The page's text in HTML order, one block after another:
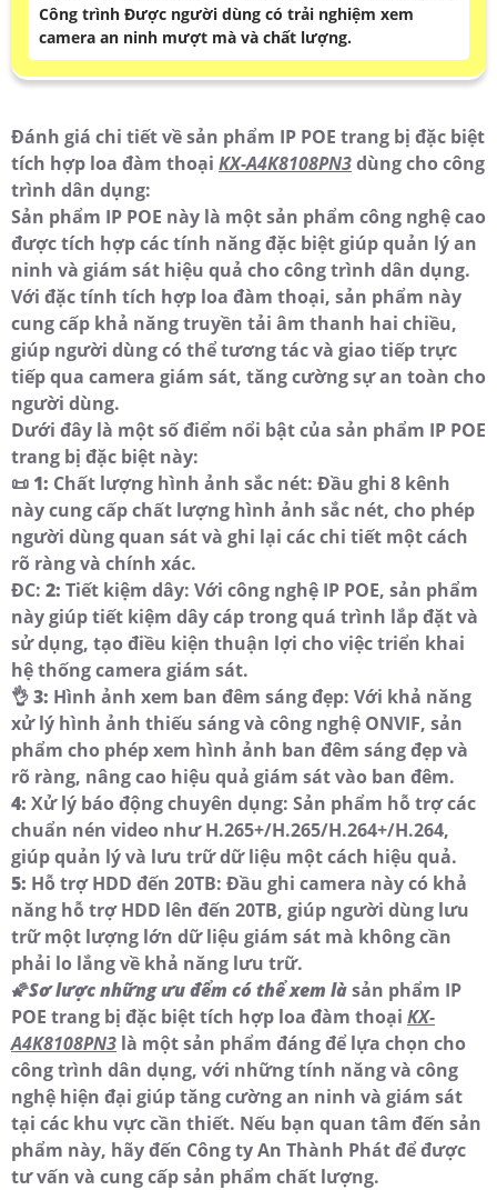
Công trình Được người dùng có trải nghiệm xem
camera an ninh mượt mà và chất lượng.
Đánh giá chi tiết về sản phẩm IP POE trang bị đặc biệt
tích hợp loa đàm thoại KX-A4K8108PN3dùng cho công
trình dân dụng:
Sản phẩm IP POE này là một sản phẩm công nghệ cao
được tích hợp các tính năng đặc biệt giúp quản lý an
ninh và giám sát hiệu quả cho công trình dân dụng.
Với đặc tính tích hợp loa đàm thoại, sản phẩm này
cung cấp khả năng truyền tải âm thanh hai chiều,
giúp người dùng có thể tương tác và giao tiếp trực
tiếp qua camera giám sát, tăng cường sự an toàn cho
người dùng.
Dưới đây là một số điểm nổi bật của sản phẩm IP POE
trang bị đặc biệt này:
📜 1: Chất lượng hình ảnh sắc nét: Đầu ghi 8 kênh
này cung cấp chất lượng hình ảnh sắc nét, cho phép
người dùng quan sát và ghi lại các chi tiết một cách
rõ ràng và chính xác.
ĐC: 2: Tiết kiệm dây: Với công nghệ IP POE, sản phẩm
này giúp tiết kiệm dây cáp trong quá trình lắp đặt và
sử dụng, tạo điều kiện thuận lợi cho việc triển khai
hệ thống camera giám sát.
👌3: Hình ảnh xem ban đêm sáng đẹp: Với khả năng
xử lý hình ảnh thiếu sáng và công nghệ ONVIF, sản
phẩm cho phép xem hình ảnh ban đêm sáng đẹp và
rõ ràng, nâng cao hiệu quả giám sát vào ban đêm.
4: Xử lý báo động chuyên dụng: Sản phẩm hỗ trợ các
chuẩn nén video như H.265+/H.265/H.264+/H.264,
giúp quản lý và lưu trữ dữ liệu một cách hiệu quả.
5: Hỗ trợ HDD đến 20TB: Đầu ghi camera này có khả
năng hỗ trợ HDD lên đến 20TB, giúp người dùng lưu
trữ một lượng lớn dữ liệu giám sát mà không cần
phải lo lắng về khả năng lưu trữ.
🌠Sơ lược những ưu đểm có thể xem làsản phẩm IP
POE trang bị đặc biệt tích hợp loa đàm thoại KX-
A4K8108PN3 là một sản phẩm đáng để lựa chọn cho
công trình dân dụng, với những tính năng và công
nghệ hiện đại giúp tăng cường an ninh và giám sát
tại các khu vực cần thiết. Nếu bạn quan tâm đến sản
phẩm này, hãy đến Công ty An Thành Phát để được
tư vấn và cung cấp sản phẩm chất lượng.